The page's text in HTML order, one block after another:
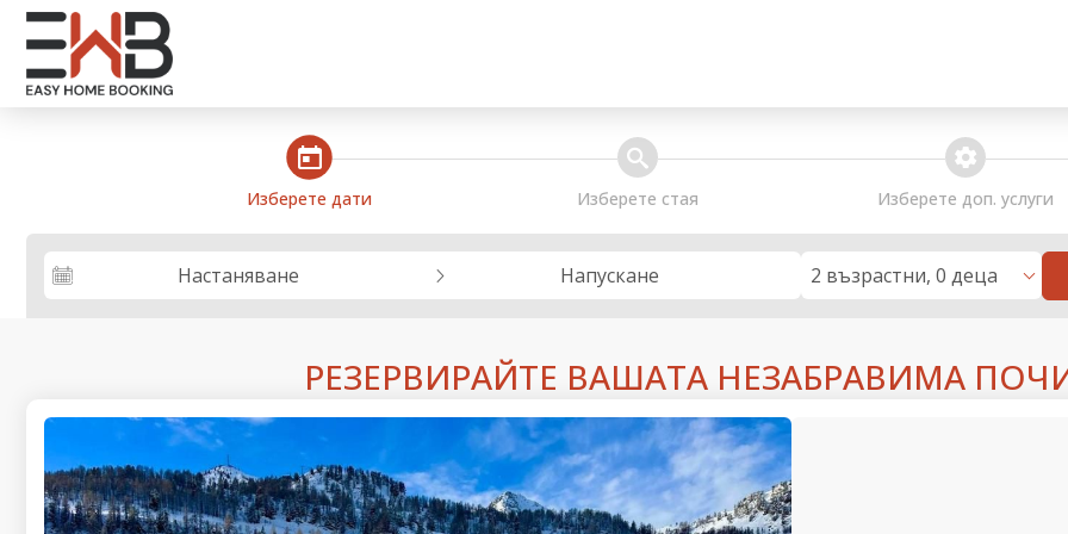
steps_calendar
Изберете дати
search
Изберете стая
extra_services
Изберете доп. услуги
Настаняване Напускане 2 възрастни, 0 деца
РЕЗЕРВИРАЙТЕ ВАШАТА НЕЗАБРАВИМА